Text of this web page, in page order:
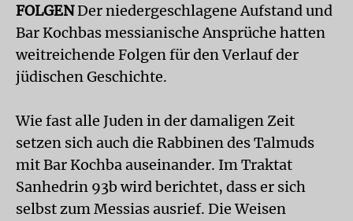
FOLGENDer niedergeschlagene Aufstand und
Bar Kochbas messianische Ansprüche hatten
weitreichende Folgen für den Verlauf der
jüdischen Geschichte.
Wie fast alle Juden in der damaligen Zeit
setzen sich auch die Rabbinen des Talmuds
mit Bar Kochba auseinander. Im Traktat
Sanhedrin 93b wird berichtet, dass er sich
selbst zum Messias ausrief. Die Weisen